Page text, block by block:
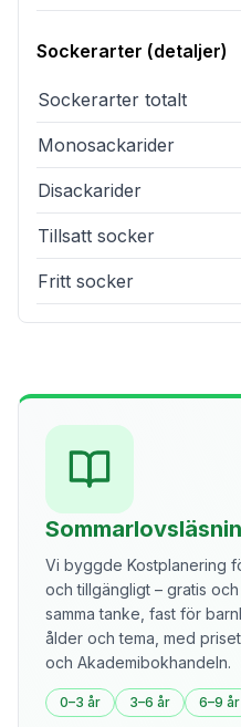
Sockerarter (detaljer)
Sockerarter totalt
Monosackarider
Disackarider
Tillsatt socker
Fritt socker
Vi byggde Kostplanering
och tillgängligt – gratis
samma tanke, fast för
ålder och tema, med
och Akademibokhandeln.
0–3 år 3–6 år 6–9 år